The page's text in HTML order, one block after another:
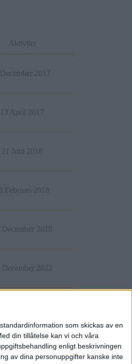
som skickas av en
din tillåtelse kan vi och våra
enligt beskrivningen
av dina personuppgifter kanske inte
Aktivitet
2017
13 April 2017
21 Juni 2018
Februari 2018
December 2018
December 2022